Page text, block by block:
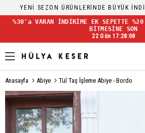
YENİ SEZON ÜRÜNLERİNDE BÜYÜK
%30'a VARAN İNDİRİME EK SEPETTE
BİTMESİNE SON
22 Gün 17:28:08
Anasayfa Abiye Tül Taş İşleme Abiye - Bordo